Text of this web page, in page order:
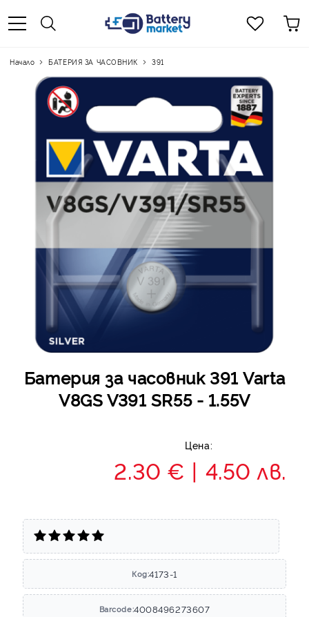
Начало БАТЕРИЯ ЗА ЧАСОВНИК 391
Батерия за часовник 391 Varta
V8GS V391 SR55 - 1.55V
Цена:
2.30 € 4.50 лв.
Код:4173-1
Barcode:4008496273607